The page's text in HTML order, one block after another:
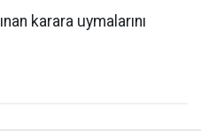
karara uymalarını